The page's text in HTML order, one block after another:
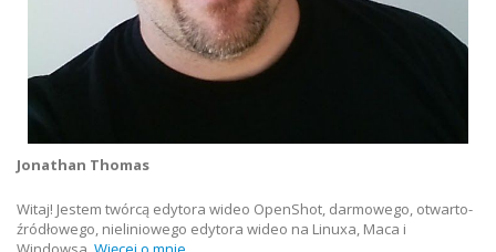
Jonathan Thomas
Witaj! Jestem twórcą edytora wideo OpenShot, darmowego, otwarto-
źródłowego, nieliniowego edytora wideo na Linuxa, Maca i